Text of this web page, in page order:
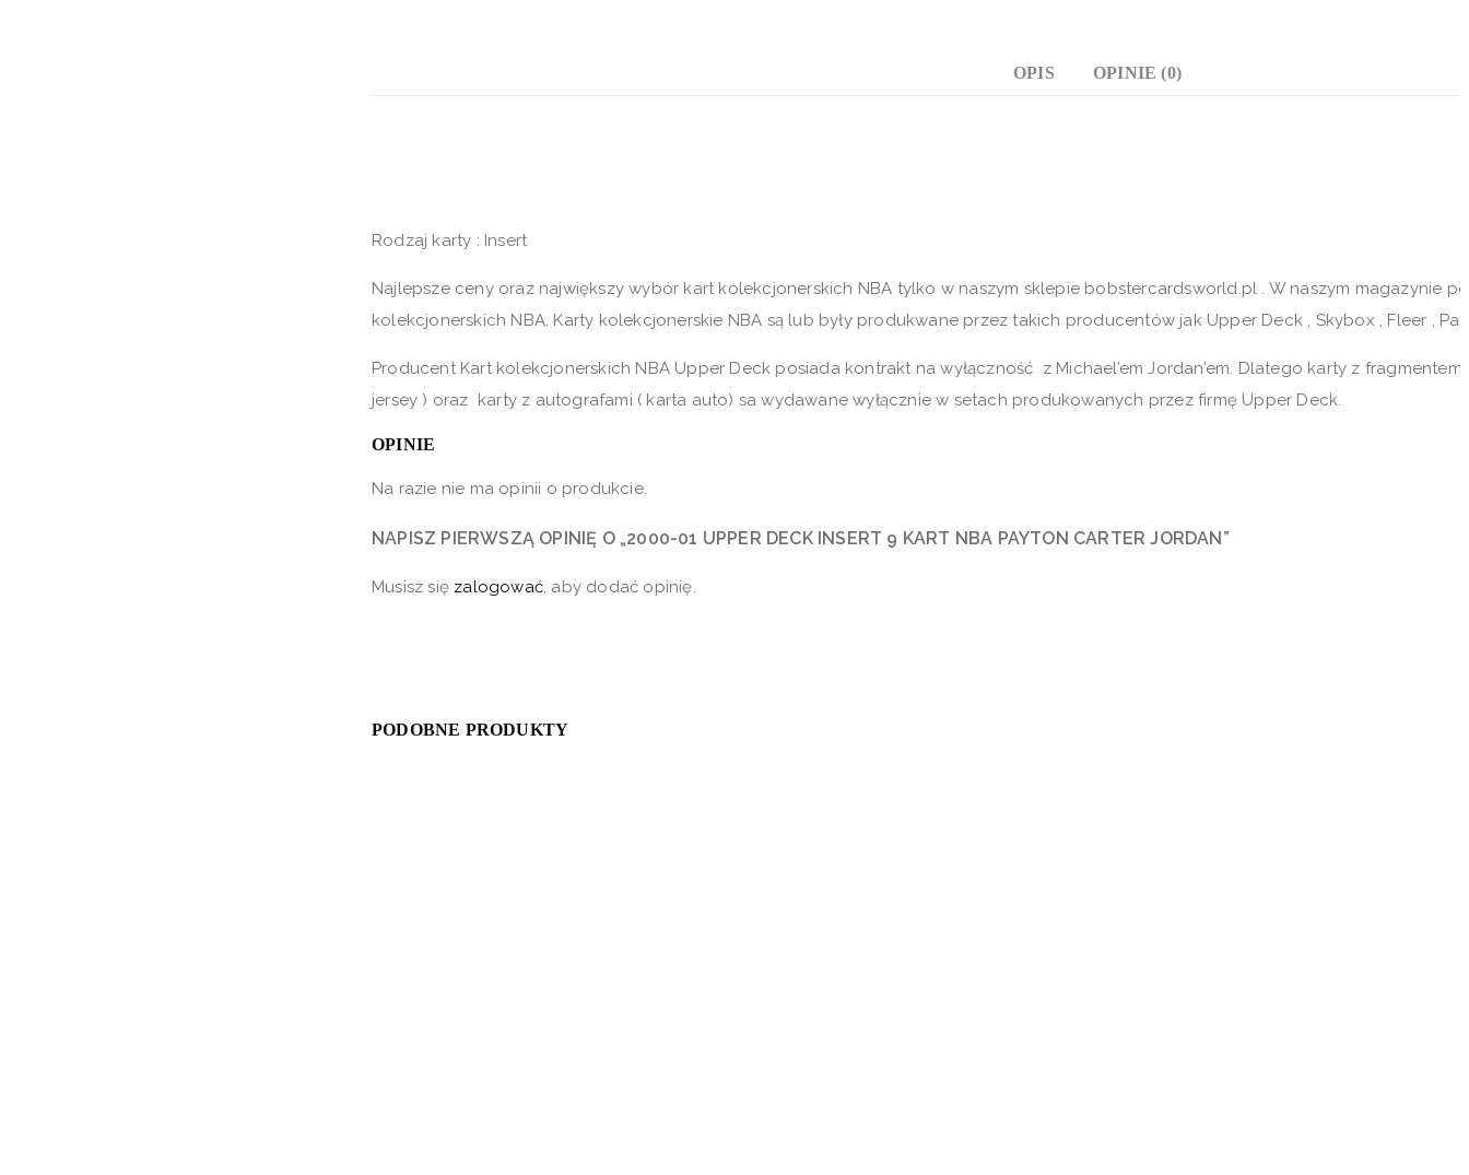
OPIS OPINIE (0)
Rodzaj karty : Insert
Najlepsze ceny oraz największy wybór kart kolekcjonerskich NBA tylko w naszym sklepie bobstercardsworld.pl . W naszym magazynie
kolekcjonerskich NBA. Karty kolekcjonerskie NBA są lub były produkwane przez takich producentów jak Upper Deck , Skybox , Fleer ,
Producent Kart kolekcjonerskich NBA Upper Deck posiada kontrakt na wyłączność z Michael’em Jordan’em. Dlatego karty z
jersey ) oraz karty z autografami ( karta auto) sa wydawane wyłącznie w setach produkowanych przez firmę Upper Deck.
OPINIE
Na razie nie ma opinii o produkcie.
NAPISZ PIERWSZĄ OPINIĘ O „2000-01 UPPER DECK INSERT 9 KART NBA PAYTON CARTER JORDAN”
Musisz się zalogować, aby dodać opinię.
PODOBNE PRODUKTY